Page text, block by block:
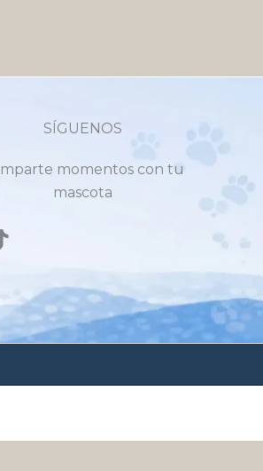
SÍGUENOS
momentos con tu
mascota